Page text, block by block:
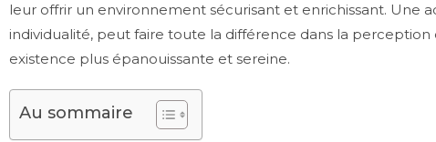
leur offrir un environnement sécurisant et enrichissant. Une
individualité, peut faire toute la différence dans la
existence plus épanouissante et sereine.
Au sommaire